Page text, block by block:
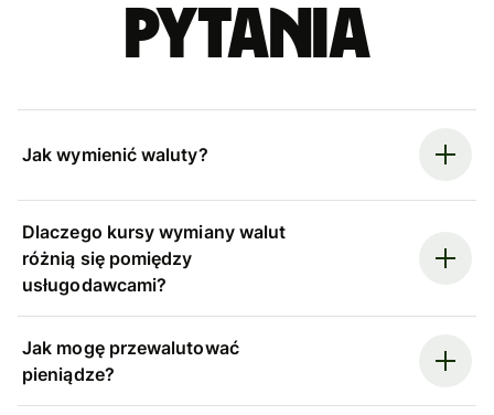
pytania
Jak wymienić waluty?
Dlaczego kursy wymiany walut
różnią się pomiędzy
usługodawcami?
Jak mogę przewalutować
pieniądze?